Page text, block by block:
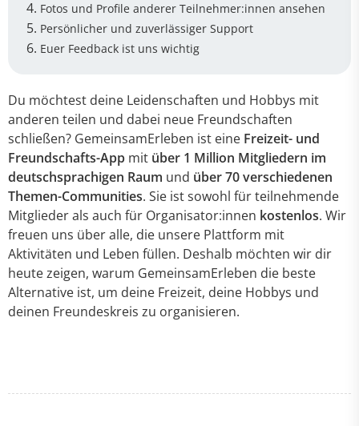
Fotos und Profile anderer Teilnehmer:innen ansehen
Persönlicher und zuverlässiger Support
Euer Feedback ist uns wichtig
Du möchtest deine Leidenschaften und Hobbys mit
anderen teilen und dabei neue Freundschaften
schließen? GemeinsamErleben ist eine Freizeit- und
Freundschafts-App mit über 1 Million Mitgliedern im
deutschsprachigen Raum und über 70 verschiedenen
Themen-Communities. Sie ist sowohl für teilnehmende
Mitglieder als auch für Organisator:innen kostenlos. Wir
freuen uns über alle, die unsere Plattform mit
Aktivitäten und Leben füllen. Deshalb möchten wir dir
heute zeigen, warum GemeinsamErleben die beste
Alternative ist, um deine Freizeit, deine Hobbys und
deinen Freundeskreis zu organisieren.